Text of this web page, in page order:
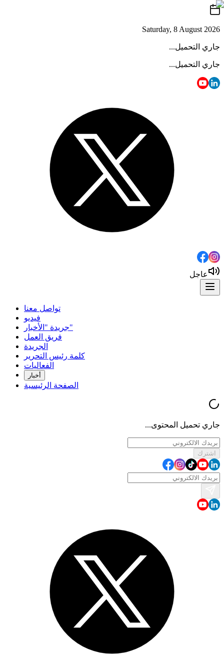
Saturday, 8 August 2026
جاري التحميل...
جاري التحميل...
عاجل
تواصل معنا
فيديو
جريدة "الأخبار"
فريق العمل
الجريدة
كلمة رئيس التحرير
الفعاليات
أخبار
الصفحة الرئيسية
جاري تحميل المحتوى...
اشترك